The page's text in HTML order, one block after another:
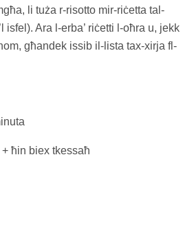
li tuża r-risotto mir-riċetta tal-
isfel). Ara l-erba’ riċetti l-oħra u, jekk
għandek issib il-lista tax-xirja fl-
ħin biex tkessaħ